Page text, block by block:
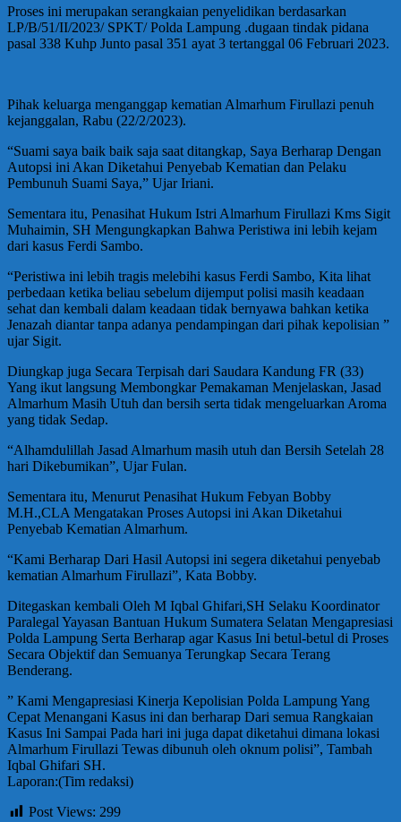
Proses ini merupakan serangkaian penyelidikan berdasarkan
LP/B/51/II/2023/ SPKT/ Polda Lampung .dugaan tindak pidana
pasal 338 Kuhp Junto pasal 351 ayat 3 tertanggal 06 Februari 2023.
Pihak keluarga menganggap kematian Almarhum Firullazi penuh
kejanggalan, Rabu (22/2/2023).
“Suami saya baik baik saja saat ditangkap, Saya Berharap Dengan
Autopsi ini Akan Diketahui Penyebab Kematian dan Pelaku
Pembunuh Suami Saya,” Ujar Iriani.
Sementara itu, Penasihat Hukum Istri Almarhum Firullazi Kms Sigit
Muhaimin, SH Mengungkapkan Bahwa Peristiwa ini lebih kejam
dari kasus Ferdi Sambo.
“Peristiwa ini lebih tragis melebihi kasus Ferdi Sambo, Kita lihat
perbedaan ketika beliau sebelum dijemput polisi masih keadaan
sehat dan kembali dalam keadaan tidak bernyawa bahkan ketika
Jenazah diantar tanpa adanya pendampingan dari pihak kepolisian ”
ujar Sigit.
Diungkap juga Secara Terpisah dari Saudara Kandung FR (33)
Yang ikut langsung Membongkar Pemakaman Menjelaskan, Jasad
Almarhum Masih Utuh dan bersih serta tidak mengeluarkan Aroma
yang tidak Sedap.
“Alhamdulillah Jasad Almarhum masih utuh dan Bersih Setelah 28
hari Dikebumikan”, Ujar Fulan.
Sementara itu, Menurut Penasihat Hukum Febyan Bobby
M.H.,CLA Mengatakan Proses Autopsi ini Akan Diketahui
Penyebab Kematian Almarhum.
“Kami Berharap Dari Hasil Autopsi ini segera diketahui penyebab
kematian Almarhum Firullazi”, Kata Bobby.
Ditegaskan kembali Oleh M Iqbal Ghifari,SH Selaku Koordinator
Paralegal Yayasan Bantuan Hukum Sumatera Selatan Mengapresiasi
Polda Lampung Serta Berharap agar Kasus Ini betul-betul di Proses
Secara Objektif dan Semuanya Terungkap Secara Terang
Benderang.
” Kami Mengapresiasi Kinerja Kepolisian Polda Lampung Yang
Cepat Menangani Kasus ini dan berharap Dari semua Rangkaian
Kasus Ini Sampai Pada hari ini juga dapat diketahui dimana lokasi
Almarhum Firullazi Tewas dibunuh oleh oknum polisi”, Tambah
Iqbal Ghifari SH.
Laporan:(Tim redaksi)
Post Views: 299